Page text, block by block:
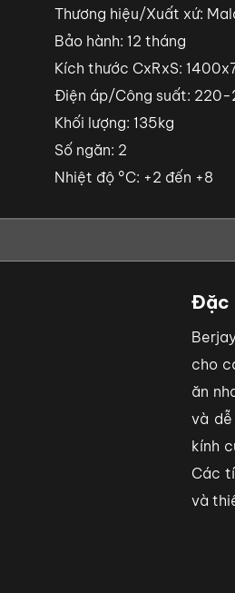
Thương hiệu/Xuất xứ:
Bảo hành: 12 tháng
Kích thước CxRxS:
Điện áp/Công suất:
Khối lượng: 135kg
Số ngăn: 2
Nhiệt độ °C: +2 đến +8
Đặc
cho
ăn
và
kính
Các
và